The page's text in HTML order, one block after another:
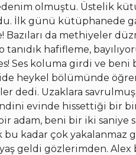
olmuştu. Üstelik
İlk günü kütüphanede
da methiyeler
hafifleme,
Ses koluma girdi ve beni
heykel bölümünde
dedi. Uzaklara
evinde hissettiği bir
beni bir iki saniye
kadar çok yakalanmaz
geldi gözlerimden. Alex